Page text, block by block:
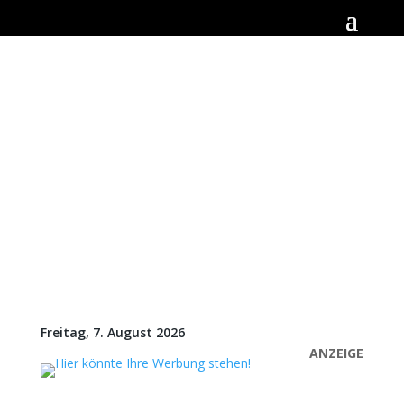
Freitag, 7. August 2026
ANZEIGE